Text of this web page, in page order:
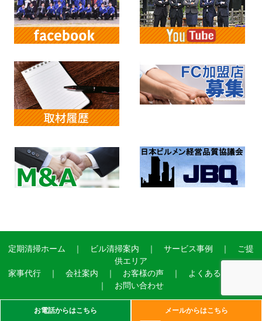
お電話からはこちら メールからはこちら
定期清掃ホーム ｜ ビル清掃案内 ｜ サービス事例 ｜
ご提
供エリア
家事代行｜ 会社案内 ｜ お客様の声｜
よくあるご質問
｜ お問い合わせ
Copyright©2004 ADVANCE SERVICE Ltd.All Right Reserved